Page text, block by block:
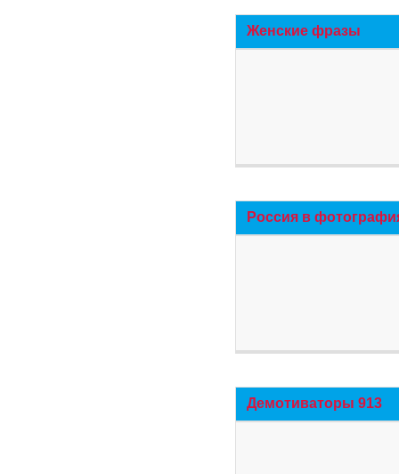
Женские фразы
Россия в
Демотиваторы 913